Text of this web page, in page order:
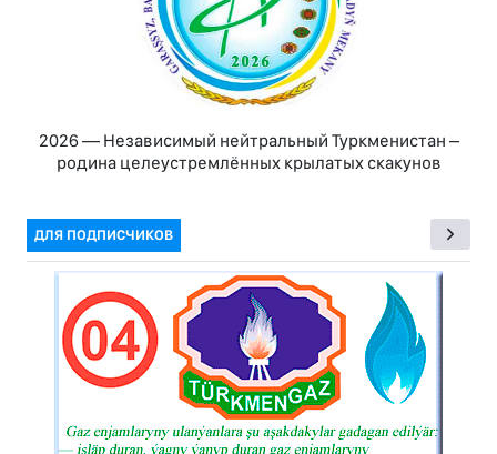
2026 — Независимый нейтральный Туркменистан –
родина целеустремлённых крылатых скакунов
ДЛЯ ПОДПИСЧИКОВ